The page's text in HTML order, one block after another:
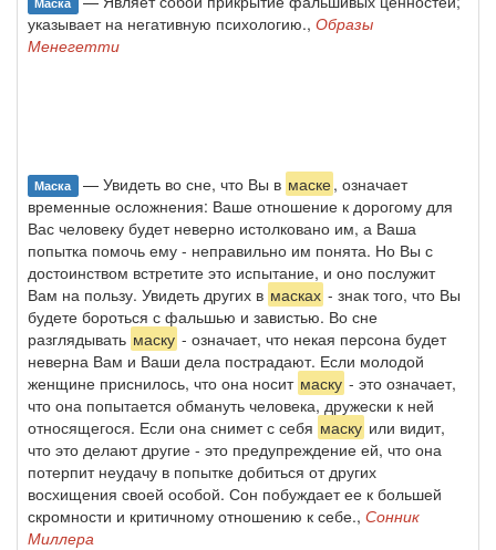
указывает на негатив­ную психологию., Образы
Менегетти
Маска — Увидеть во сне, что Вы в маске, означает
временные осложнения: Ваше отношение к дорогому для
Вас человеку будет неверно истолковано им, а Ваша
попытка помочь ему - неправильно им понята. Но Вы с
достоинством встретите это испытание, и оно послужит
Вам на пользу. Увидеть других в масках - знак того, что Вы
будете бороться с фальшью и завистью. Во сне
разглядывать маску - означает, что некая персона будет
неверна Вам и Ваши дела пострадают. Если молодой
женщине приснилось, что она носит маску - это означает,
что она попытается обмануть человека, дружески к ней
относящегося. Если она снимет с себя маску или видит,
что это делают другие - это предупреждение ей, что она
потерпит неудачу в попытке добиться от других
восхищения своей особой. Сон побуждает ее к большей
скромности и критичному отношению к себе., Сонник
Миллера